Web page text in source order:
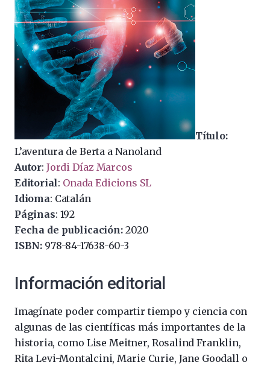
Título:
L’aventura de Berta a Nanoland
Autor: Jordi Díaz Marcos
Editorial: Onada Edicions SL
Idioma: Catalán
Páginas: 192
Fecha de publicación: 2020
ISBN: 978-84-17638-60-3
Información editorial
Imagínate poder compartir tiempo y ciencia con
algunas de las científicas más importantes de la
historia, como Lise Meitner, Rosalind Franklin,
Rita Levi-Montalcini, Marie Curie, Jane Goodall o